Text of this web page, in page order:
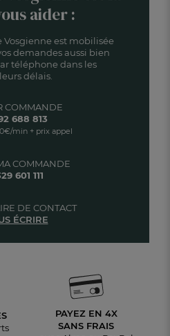
aider :
Vosgienne est mobilisée
demandes aussi bien
téléphone dans les
délais.
COMMANDE
601 111
COMMANDE
688 813
min + prix appel
DE CONTACT
ÉCRIRE
PAYEZ EN 4X
SANS FRAIS